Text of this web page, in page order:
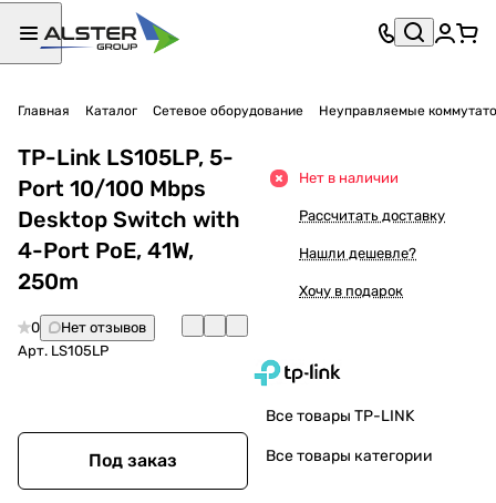
Главная Каталог Сетевое оборудование Неуправляемые
TP-Link LS105LP, 5-
Port 10/100 Mbps
Desktop Switch with
4-Port PoE, 41W,
250m
0
Нет отзывов
Арт. LS105LP
Под заказ
Нет в наличии
Рассчитать доставку
Нашли дешевле?
Хочу в подарок
Все товары TP-LINK
Все товары категории